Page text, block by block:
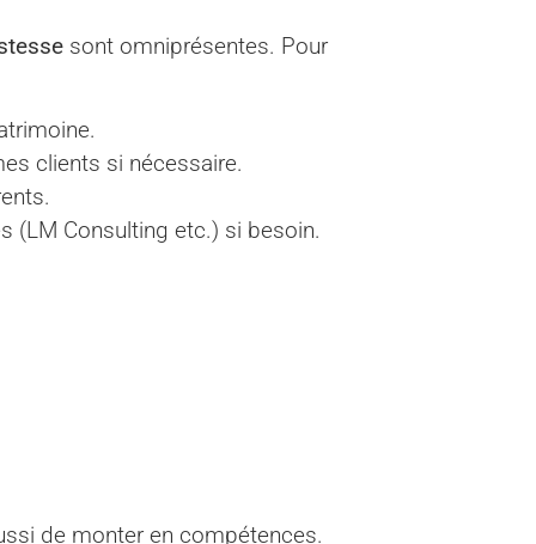
sont omniprésentes. Pour
clients si nécessaire.
(LM Consulting etc.) si besoin.
de monter en compétences.